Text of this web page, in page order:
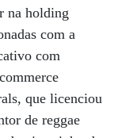
na holding
com a
com
que licenciou
de reggae